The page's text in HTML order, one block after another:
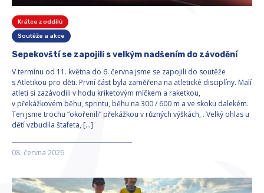
Krátce z oddílů
Soutěže a akce
Sepekovští se zapojili s velkým nadšením do závodění
V termínu od 11. května do 6. června jsme se zapojili do soutěže
s Atletikou pro děti. První část byla zaměřena na atletické disciplíny. Malí
atleti si zazávodili v hodu kriketovým míčkem a raketkou,
v překážkovém běhu, sprintu, běhu na 300 / 600 m a ve skoku dalekém.
Ten jsme trochu “okořenili” překážkou v různých výškách, . Velký ohlas u
dětí vzbudila štafeta, […]
08. června 2026